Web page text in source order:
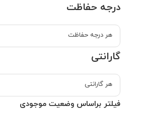
درجه حفاظت
هر درجه حفاظت
گارانتی
هر گارانتی
فیلتر براساس وضعیت موجودی